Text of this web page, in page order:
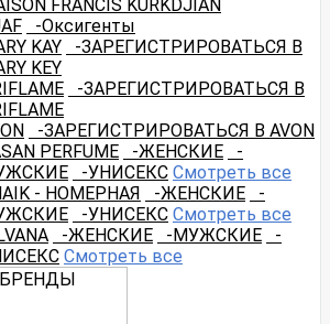
FRANCIS KURKDJIAN
-Оксигенты
KAY
-ЗАРЕГИСТРИРОВАТЬСЯ В
KEY
-ЗАРЕГИСТРИРОВАТЬСЯ В
-ЗАРЕГИСТРИРОВАТЬСЯ В AVON
PERFUME
-ЖЕНСКИЕ
-
-УНИСЕКС Смотреть все
- НОМЕРНАЯ
-ЖЕНСКИЕ
-
-УНИСЕКС Смотреть все
-ЖЕНСКИЕ -МУЖСКИЕ
-
Смотреть все